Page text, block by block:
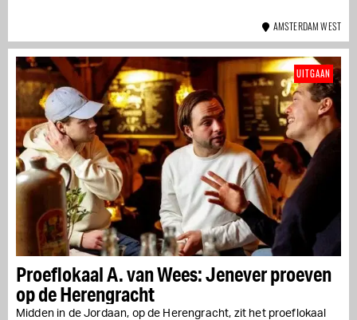
AMSTERDAM WEST
Proeflokaal A. van Wees: Jenever proeven
op de Herengracht
Midden in de Jordaan, op de Herengracht, zit het proeflokaal
UITGAAN